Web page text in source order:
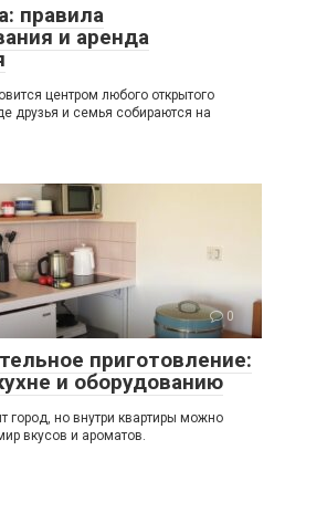
правила
и аренда
центром любого открытого
друзья и семья собираются на
0
приготовление:
и оборудованию
город, но внутри квартиры можно
вкусов и ароматов.